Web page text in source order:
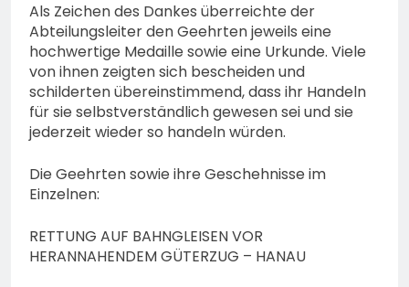
Als Zeichen des Dankes überreichte der
Abteilungsleiter den Geehrten jeweils eine
hochwertige Medaille sowie eine Urkunde. Viele
von ihnen zeigten sich bescheiden und
schilderten übereinstimmend, dass ihr Handeln
für sie selbstverständlich gewesen sei und sie
jederzeit wieder so handeln würden.
Die Geehrten sowie ihre Geschehnisse im
Einzelnen:
RETTUNG AUF BAHNGLEISEN VOR
HERANNAHENDEM GÜTERZUG – HANAU